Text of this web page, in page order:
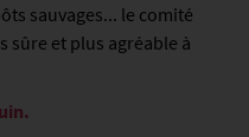
sauvages... le comité
sûre et plus agréable à